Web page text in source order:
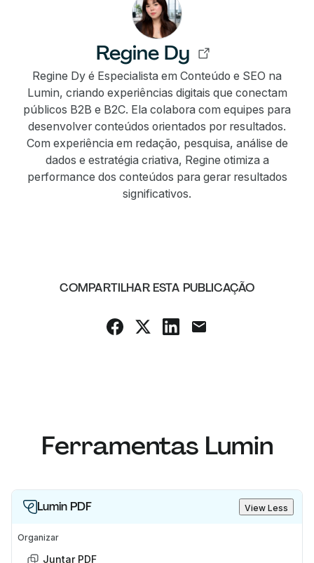
Regine Dy
Regine Dy é Especialista em Conteúdo e SEO na
Lumin, criando experiências digitais que conectam
públicos B2B e B2C. Ela colabora com equipes para
desenvolver conteúdos orientados por resultados.
Com experiência em redação, pesquisa, análise de
dados e estratégia criativa, Regine otimiza a
performance dos conteúdos para gerar resultados
significativos.
COMPARTILHAR ESTA PUBLICAÇÃO
Ferramentas Lumin
Lumin PDF View Less
Organizar
Juntar PDF